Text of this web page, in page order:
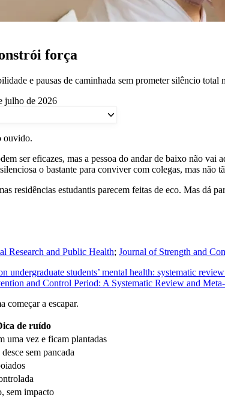
força
e pausas de caminhada sem prometer silêncio total
julho de 2026
ouvido.
ser eficazes, mas a pessoa do andar de baixo não
o bastante para conviver com colegas, mas não
residências estudantis parecem feitas de eco. Mas dá
Research and Public Health; Journal of Strength and
students’ mental health: systematic
and Control Period: A Systematic Review and
começar a escapar.
de ruído
uma vez e ficam plantadas
sem pancada
sem impacto